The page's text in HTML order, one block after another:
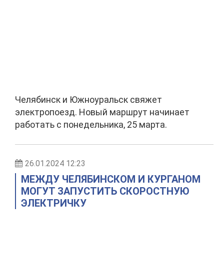
Челябинск и Южноуральск свяжет
электропоезд. Новый маршрут начинает
работать с понедельника, 25 марта.
26.01.2024 12:23
МЕЖДУ ЧЕЛЯБИНСКОМ И КУРГАНОМ
МОГУТ ЗАПУСТИТЬ СКОРОСТНУЮ
ЭЛЕКТРИЧКУ